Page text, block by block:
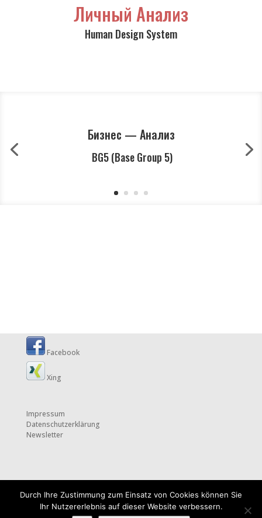
Личный Анализ
Human Design System
Бизнес — Анализ
BG5 (Base Group 5)
Facebook
Xing
Impressum
Datenschutzerklärung
Newsletter
Durch Ihre Zustimmung zum Einsatz von Cookies können Sie
Ihr Nutzererlebnis auf dieser Website verbessern.